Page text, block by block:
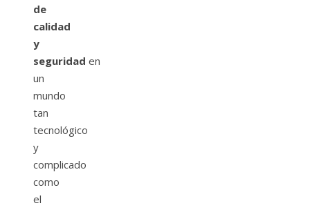
de
calidad
y
seguridad en
un
mundo
tan
tecnológico
y
complicado
como
el